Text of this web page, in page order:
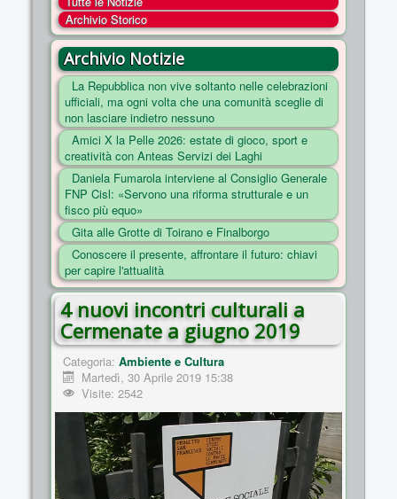
COSA FACCIAMO
ENTI
NOTIZIE
ESSENZIALI
MAPPA DEL SITO
CONVENZIONI
FOTO
SOCIAL
Archivio Storico
Archivio Notizie
La Repubblica non vive soltanto nelle celebrazioni
ufficiali, ma ogni volta che una comunità sceglie di
non lasciare indietro nessuno
Amici X la Pelle 2026: estate di gioco, sport e
creatività con Anteas Servizi dei Laghi
Daniela Fumarola interviene al Consiglio Generale
FNP Cisl: «Servono una riforma strutturale e un
fisco più equo»
Gita alle Grotte di Toirano e Finalborgo
Conoscere il presente, affrontare il futuro: chiavi
per capire l'attualità
4 nuovi incontri culturali a
Cermenate a giugno 2019
Categoria: Ambiente e Cultura
Martedì, 30 Aprile 2019 15:38
Visite: 2542